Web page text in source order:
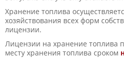
Хранение топлива
хозяйствования всех форм
лицензии.
Лицензии на хранение топлива
месту хранения топлива сроком